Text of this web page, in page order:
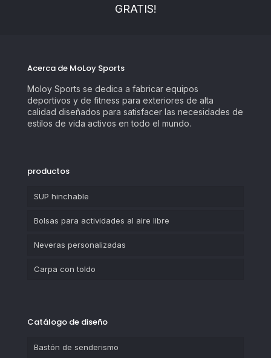
GRATIS!
Acerca de MoLoy Sports
Moloy Sports se dedica a fabricar equipos
deportivos y de fitness para exteriores de alta
calidad diseñados para satisfacer las necesidades de
estilos de vida activos en todo el mundo.
productos
SUP hinchable
Bolsas para actividades al aire libre
Neveras personalizadas
Carpa con toldo
Catálogo de diseño
Bastón de senderismo